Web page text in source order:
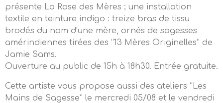
présente La Rose des Mères ; une installation
textile en teinture indigo : treize bras de tissu
brodés du nom d’une mère, ornés de sagesses
amérindiennes tirées des “13 Mères Originelles” de
Jamie Sams.
Ouverture au public de 15h à 18h30. Entrée gratuite.
Cette artiste vous propose aussi des ateliers “Les
Mains de Sagesse” le mercredi 05/08 et le vendredi